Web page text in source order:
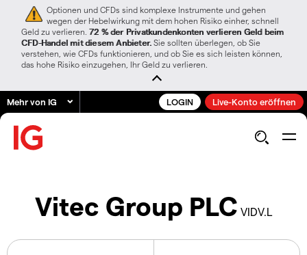
Optionen und CFDs sind komplexe Instrumente und gehen
wegen der Hebelwirkung mit dem hohen Risiko einher, schnell
Geld zu verlieren. 72 % der Privatkundenkonten verlieren Geld beim
CFD-Handel mit diesem Anbieter. Sie sollten überlegen, ob Sie
verstehen, wie CFDs funktionieren, und ob Sie es sich leisten können,
das hohe Risiko einzugehen, Ihr Geld zu verlieren.
Mehr von IG LOGIN Live-Konto eröffnen
Vitec Group PLC VIDV.L